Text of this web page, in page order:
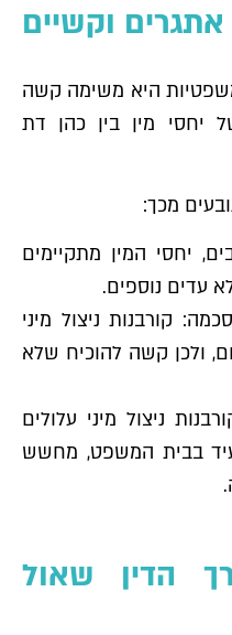
וקשיים
היא משימה קשה
יחסי מין בין כהן דת
מכך:
יחסי המין מתקיימים
עדים נוספים.
קורבנות ניצול מיני
ולכן קשה להוכיח שלא
ניצול מיני עלולים
בבית המשפט, מחשש
הדין שאול